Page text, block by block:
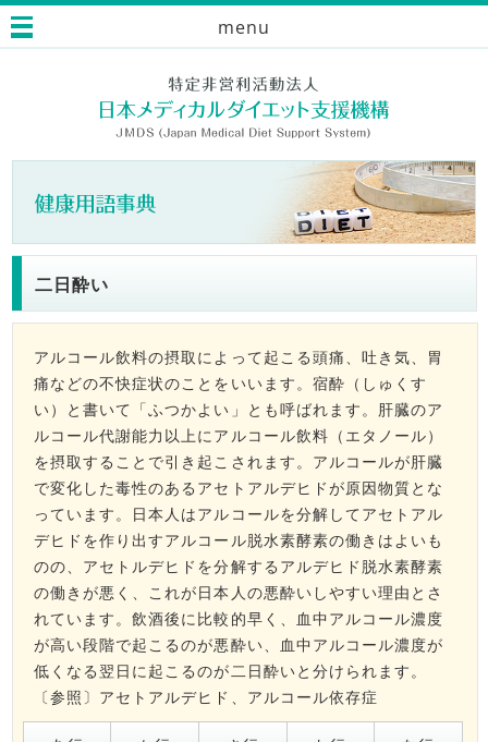
menu
二日酔い
アルコール飲料の摂取によって起こる頭痛、吐き気、胃
痛などの不快症状のことをいいます。宿酔（しゅくす
い）と書いて「ふつかよい」とも呼ばれます。肝臓のア
ルコール代謝能力以上にアルコール飲料（エタノール）
を摂取することで引き起こされます。アルコールが肝臓
で変化した毒性のあるアセトアルデヒドが原因物質とな
っています。日本人はアルコールを分解してアセトアル
デヒドを作り出すアルコール脱水素酵素の働きはよいも
のの、アセトルデヒドを分解するアルデヒド脱水素酵素
の働きが悪く、これが日本人の悪酔いしやすい理由とさ
れています。飲酒後に比較的早く、血中アルコール濃度
が高い段階で起こるのが悪酔い、血中アルコール濃度が
低くなる翌日に起こるのが二日酔いと分けられます。
〔参照〕 アセトアルデヒド 、 アルコール依存症